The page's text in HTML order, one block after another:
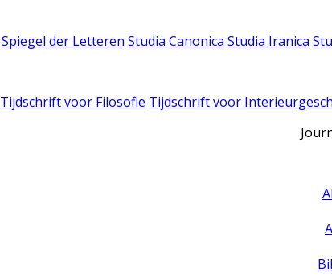
Spiegel der Letteren Studia Canonica Studia Iranica
Tijdschrift voor Filosofie Tijdschrift voor